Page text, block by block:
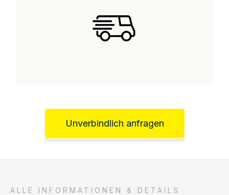
Unverbindlich anfragen
ALLE INFORMATIONEN & DETAILS